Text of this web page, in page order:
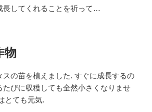
長してくれることを祈って…
物
スの苗を植えました. すぐに成長するの
たびに収穫しても全然小さくなりませ
とても元気.